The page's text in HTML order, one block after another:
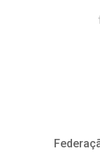
Skip to main